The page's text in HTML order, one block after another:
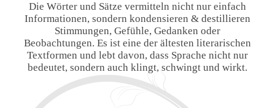
Die Wörter und Sätze vermitteln nicht nur einfach
Informationen, sondern kondensieren & destillieren
Stimmungen, Gefühle, Gedanken oder
Beobachtungen. Es ist eine der ältesten literarischen
Textformen und lebt davon, dass Sprache nicht nur
bedeutet, sondern auch klingt, schwingt und wirkt.